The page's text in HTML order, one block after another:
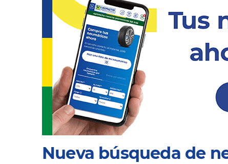
Nueva búsqueda de